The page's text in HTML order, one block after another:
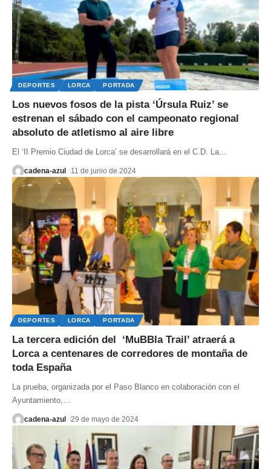
DEPORTES LORCA PORTADA
Los nuevos fosos de la pista ‘Úrsula Ruiz’ se
estrenan el sábado con el campeonato regional
absoluto de atletismo al aire libre
El ‘II Premio Ciudad de Lorca’ se desarrollará en el C.D. La…
cadena-azul 11 de junio de 2024
DEPORTES LORCA PORTADA
La tercera edición del ‘MuBBla Trail’ atraerá a
Lorca a centenares de corredores de montaña de
toda España
La prueba, organizada por el Paso Blanco en colaboración con el
Ayuntamiento,
cadena-azul 29 de mayo de 2024